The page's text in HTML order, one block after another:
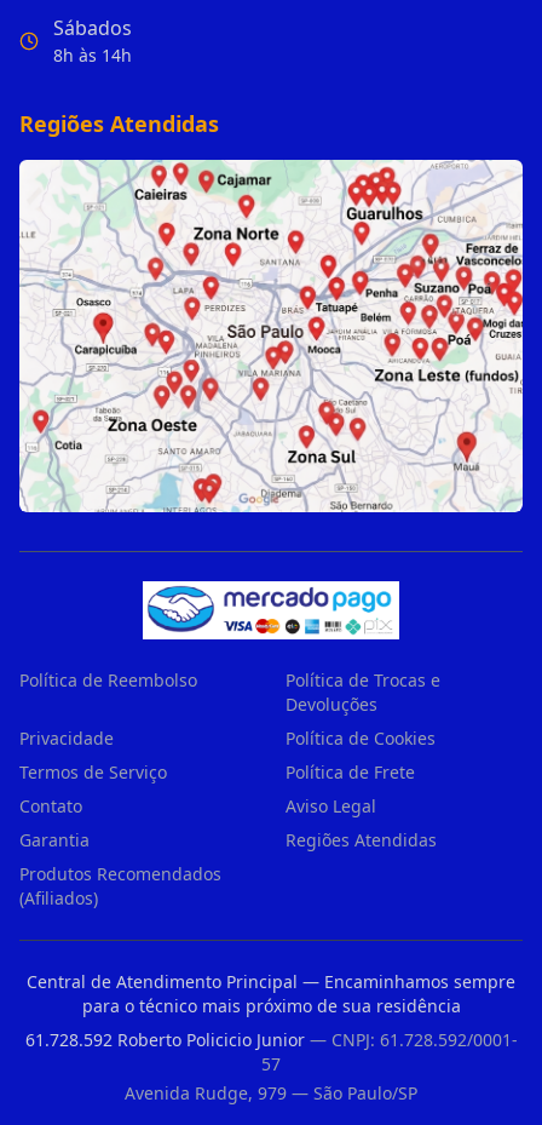
Sábados
8h às 14h
Regiões Atendidas
Política de Reembolso
Política de Trocas e
Devoluções
Privacidade
Política de Cookies
Termos de Serviço
Política de Frete
Contato
Aviso Legal
Garantia
Regiões Atendidas
Produtos Recomendados
(Afiliados)
Central de Atendimento Principal — Encaminhamos sempre
para o técnico mais próximo de sua residência
61.728.592 Roberto Policicio Junior— CNPJ: 61.728.592/0001-
57
Avenida Rudge, 979 — São Paulo/SP